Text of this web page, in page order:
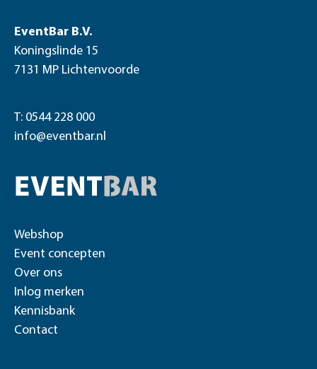
EventBar B.V.
Koningslinde 15
7131 MP Lichtenvoorde
T: 0544 228 000
info@eventbar.nl
Webshop
Event concepten
Over ons
Inlog merken
Kennisbank
Contact